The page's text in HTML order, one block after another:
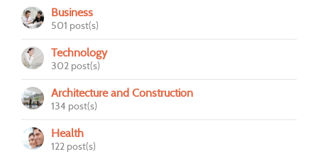
Business
501 post(s)
Technology
302 post(s)
Architecture and Construction
134 post(s)
Health
122 post(s)